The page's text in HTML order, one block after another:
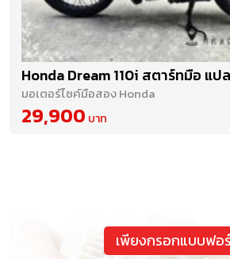
Honda Dream 110i สตาร์ทมือ แป
มอเตอร์ไซค์มือสอง Honda
29,900
เพียงกรอกแบบฟอ